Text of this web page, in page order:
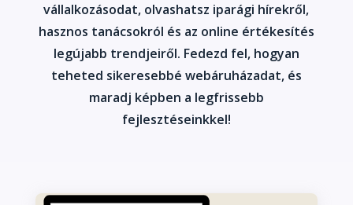
vállalkozásodat, olvashatsz iparági hírekről,
hasznos tanácsokról és az online értékesítés
legújabb trendjeiről. Fedezd fel, hogyan
teheted sikeresebbé webáruházadat, és
maradj képben a legfrissebb
fejlesztéseinkkel!